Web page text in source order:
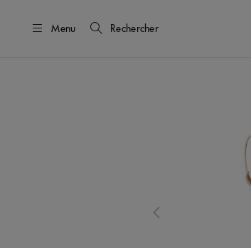
Menu Rechercher
Il s’agit d’un